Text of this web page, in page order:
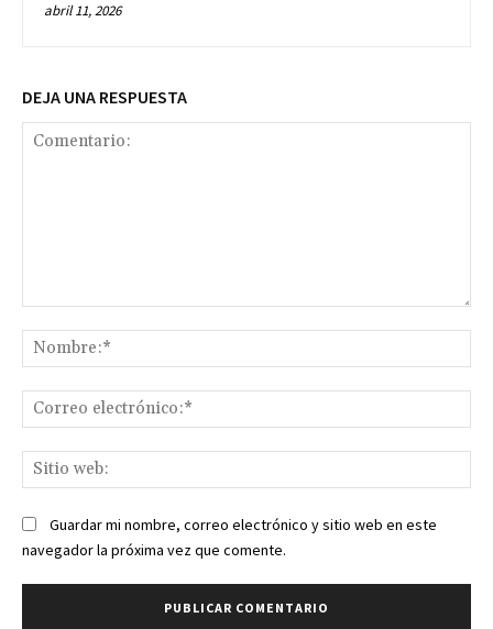
abril 11, 2026
DEJA UNA RESPUESTA
Guardar mi nombre, correo electrónico y sitio web en este
navegador la próxima vez que comente.